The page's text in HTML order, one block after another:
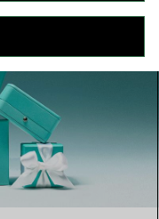
alliance et
fiançailles